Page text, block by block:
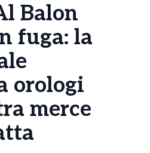
Balon
fuga: la
orologi
merce